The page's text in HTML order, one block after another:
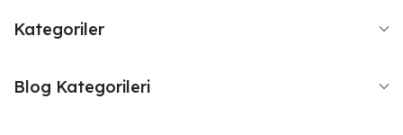
Kategoriler
Blog Kategorileri